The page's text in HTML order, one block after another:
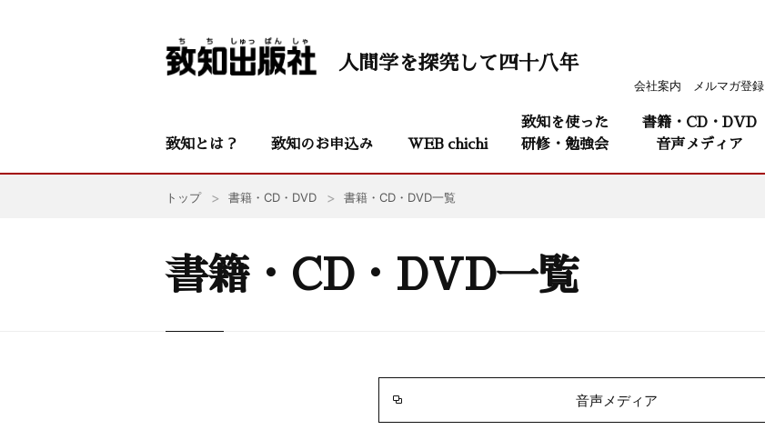
会社案内 メルマガ登録
人間学を探究して四十八年
致知とは？ 致知のお申込み WEB chichi
致知を使った
研修・勉強会
書籍・CD・DVD
音声メディア
トップ 書籍・CD・DVD 書籍・CD・DVD一覧
書籍・CD・DVD一覧
音声メディア